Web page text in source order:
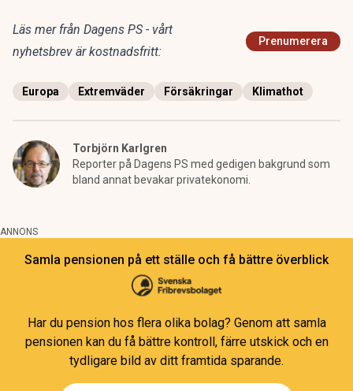
Läs mer från Dagens PS - vårt
nyhetsbrev är kostnadsfritt:
Prenumerera
Europa Extremväder Försäkringar Klimathot
Torbjörn Karlgren
Reporter på Dagens PS med gedigen bakgrund som
bland annat bevakar privatekonomi.
ANNONS
Samla pensionen på ett ställe och få bättre överblick
Har du pension hos flera olika bolag? Genom att samla
pensionen kan du få bättre kontroll, färre utskick och en
tydligare bild av ditt framtida sparande.